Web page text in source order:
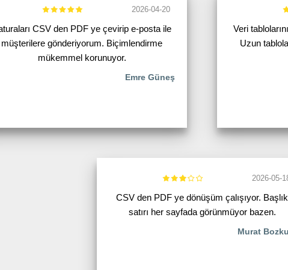
2026-04-20
CSV den PDF ye çevirip e-posta ile
müşterilere gönderiyorum. Biçimlendirme
mükemmel korunuyor.
Emre Güneş
Veri
Uzun
2026-05-
CSV den PDF ye dönüşüm çalışıyor. Başlık
satırı her sayfada görünmüyor bazen.
Murat